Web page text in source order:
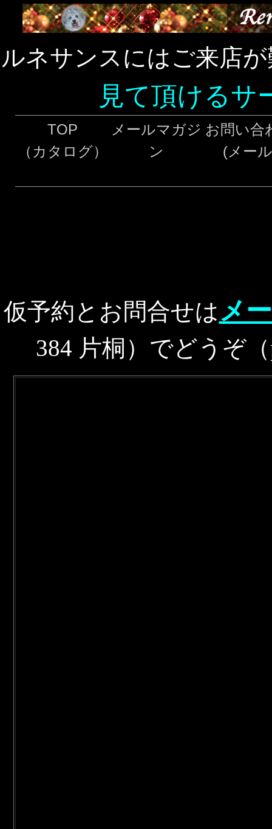
ルネサンスにはご来店
見て頂けるサ
TOP
（カタログ）
メールマガジ
ン
お問い合
(メー
仮予約とお問合せはメ
384 片桐）でどうぞ